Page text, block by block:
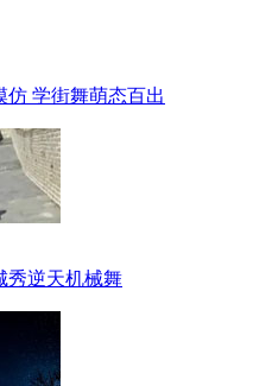
仿 学街舞萌态百出
秀逆天机械舞